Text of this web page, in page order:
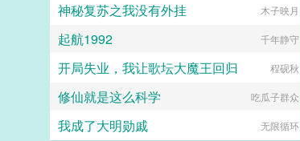
神秘复苏之我没有外挂 木子映月
起航1992 千年静守
开局失业，我让歌坛大魔王回归 程砚秋
修仙就是这么科学 吃瓜子群众
我成了大明勋戚 无限循环